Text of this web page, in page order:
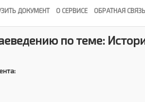
ДОКУМЕНТ О СЕРВИСЕ ОБРАТНАЯ СВЯЗЬ
по теме: